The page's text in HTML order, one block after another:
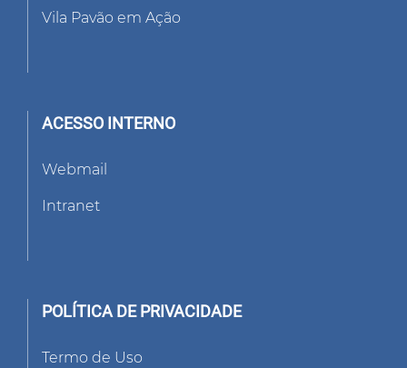
Vila Pavão em Ação
ACESSO INTERNO
Webmail
Intranet
POLÍTICA DE PRIVACIDADE
Termo de Uso